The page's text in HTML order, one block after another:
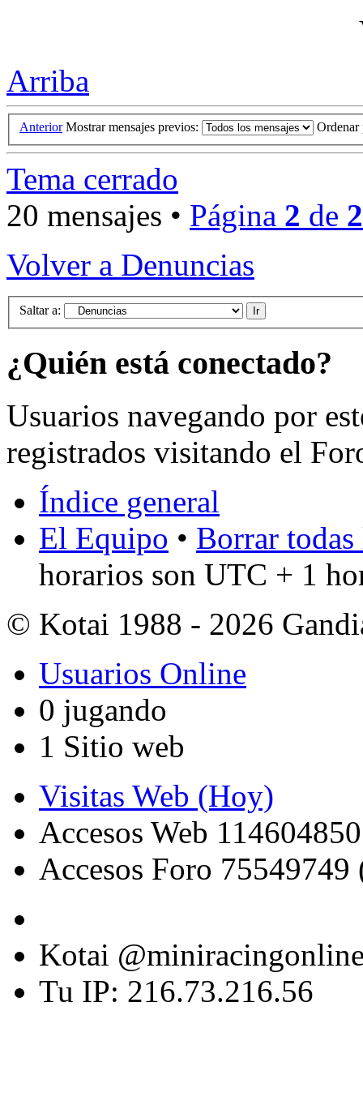
Arriba
Anterior Mostrar mensajes previos:
Tema cerrado
20 mensajes • Página 2 de 2
Volver a Denuncias
Saltar a:
¿Quién está conectado?
Usuarios navegando por
registrados visitando el
Índice general
El Equipo • Borrar
horarios son UTC + 1
© Kotai 1988 - 2026
Usuarios Online
0 jugando
1 Sitio web
Visitas Web (Hoy)
Accesos Web
Accesos Foro 75549749
Kotai
Tu IP: 216.73.216.56